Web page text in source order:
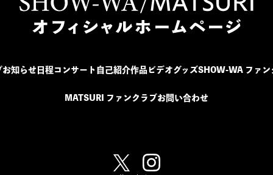
お知らせ 日程コンサート 自己紹介作品ビデオグッズSHOW-WA ファン
MATSURI ファンクラブ お問い合わせ